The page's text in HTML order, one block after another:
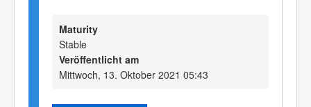
Maturity
Stable
Veröffentlicht am
Mittwoch, 13. Oktober 2021 05:43